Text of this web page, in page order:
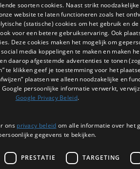
soorten cookies. Naast strikt
website te laten functioneren zoals het
(statische) cookies om het gebruik en
voor een betere gebruikservaring. Ook
Deze cookies maken het mogelijk om
media koppelingen te maken en maken
daarop afgestemde advertenties te tonen
te klikken geef je toestemming voor het
plaatsen we alleen noodzakelijke en
persoonlijke informatie verwerkt,
Google Privacy Beleid.
ons privacy beleid om alle informatie over het
gegevens te bekijken.
PRESTATIE TARGETING